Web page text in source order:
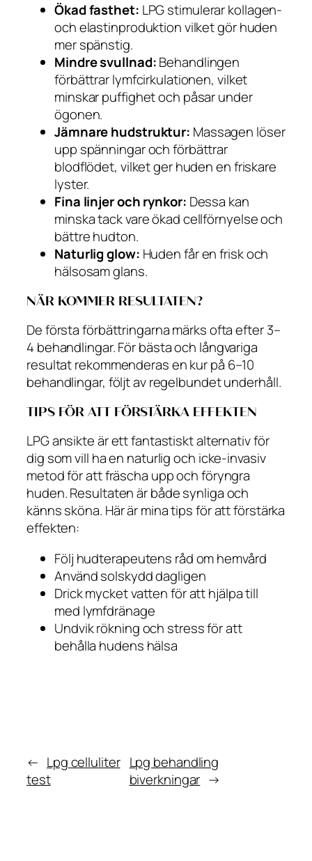
Ökad fasthet: LPG stimulerar kollagen-
och elastinproduktion vilket gör huden
mer spänstig.
Mindre svullnad:Behandlingen
förbättrar lymfcirkulationen, vilket
minskar puffighet och påsar under
ögonen.
Jämnare hudstruktur: Massagen löser
upp spänningar och förbättrar
blodflödet, vilket ger huden en friskare
lyster.
Fina linjer och rynkor: Dessa kan
minska tack vare ökad cellförnyelse och
bättre hudton.
Naturlig glow: Huden får en frisk och
hälsosam glans.
NÄR KOMMER RESULTATEN?
De första förbättringarna märks ofta efter 3–
4 behandlingar. För bästa och långvariga
resultat rekommenderas en kur på 6–10
behandlingar, följt av regelbundet underhåll.
TIPS FÖR ATT FÖRSTÄRKA EFFEKTEN
LPG ansikte är ett fantastiskt alternativ för
dig som vill ha en naturlig och icke-invasiv
metod för att fräscha upp och föryngra
huden. Resultaten är både synliga och
känns sköna. Här är mina tips för att förstärka
effekten:
Följ hudterapeutens råd om hemvård
Använd solskydd dagligen
Drick mycket vatten för att hjälpa till
med lymfdränage
Undvik rökning och stress för att
behålla hudens hälsa
← Lpg celluliter
test
Lpg behandling
biverkningar →